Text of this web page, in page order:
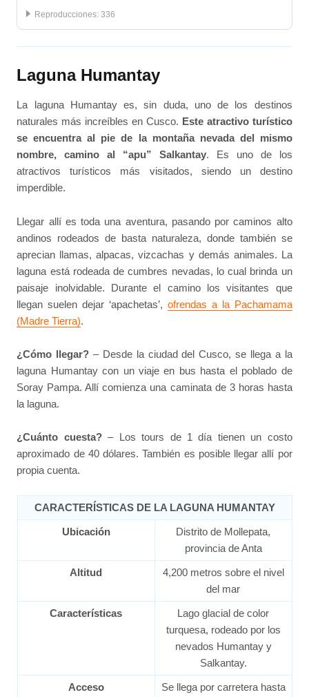
:336
Laguna Humantay
La laguna Humantay es, sin duda, uno de los destinos
naturales más increíbles en Cusco. Este atractivo turístico
se encuentra al pie de la montaña nevada del mismo
nombre, camino al “apu” Salkantay. Es uno de los
atractivos turísticos más visitados, siendo un destino
imperdible.
Llegar allí es toda una aventura, pasando por caminos alto
andinos rodeados de basta naturaleza, donde también se
aprecian llamas, alpacas, vizcachas y demás animales. La
laguna está rodeada de cumbres nevadas, lo cual brinda un
paisaje inolvidable. Durante el camino los visitantes que
llegan suelen dejar ‘apachetas’, ofrendas a la Pachamama
(Madre Tierra).
¿Cómo llegar? – Desde la ciudad del Cusco, se llega a la
laguna Humantay con un viaje en bus hasta el poblado de
Soray Pampa. Allí comienza una caminata de 3 horas hasta
la laguna.
¿Cuánto cuesta?– Los tours de 1 día tienen un costo
aproximado de 40 dólares. También es posible llegar allí por
propia cuenta.
CARACTERÍSTICAS DE LA LAGUNA HUMANTAY
Ubicación
Distrito de Mollepata,
provincia de Anta
Altitud
4,200 metros sobre el nivel
del mar
Características
Lago glacial de color
turquesa, rodeado por los
nevados Humantay y
Salkantay.
Acceso
Se llega por carretera hasta